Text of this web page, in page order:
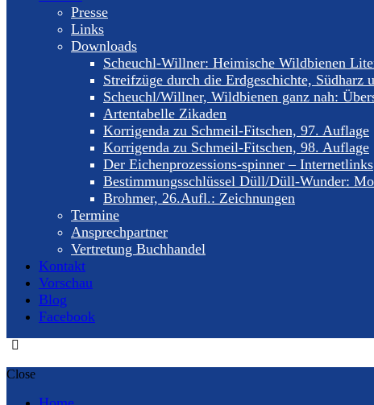
Presse
Links
Downloads
Scheuchl-Willner: Heimische Wildbienen
Streifzüge durch die Erdgeschichte,
Scheuchl/Willner, Wildbienen ganz nah:
Artentabelle Zikaden
Korrigenda zu Schmeil-Fitschen, 97. Auflage
Korrigenda zu Schmeil-Fitschen, 98. Auflage
Der Eichenprozessions-spinner – Internetlinks
Bestimmungsschlüssel Düll/Düll-Wunder:
Brohmer, 26.Aufl.: Zeichnungen
Termine
Ansprechpartner
Vertretung Buchhandel
Kontakt
Vorschau
Blog
Facebook
Close